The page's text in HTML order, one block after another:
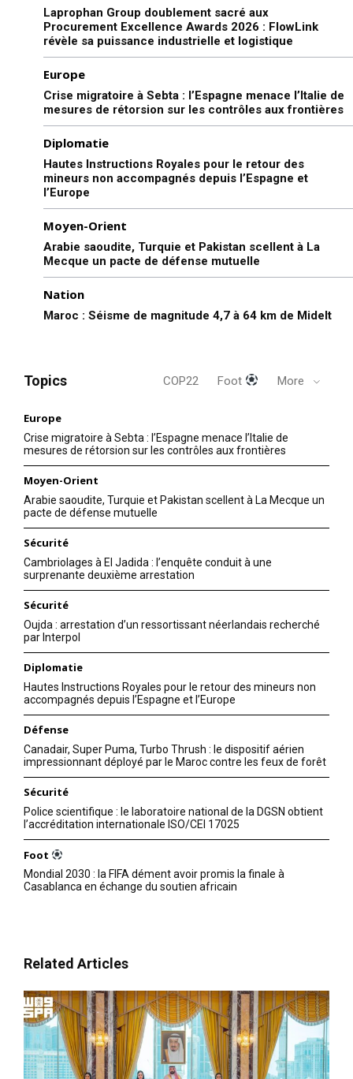
Laprophan Group doublement sacré aux
Procurement Excellence Awards 2026 : FlowLink
révèle sa puissance industrielle et logistique
Europe
Crise migratoire à Sebta : l’Espagne menace l’Italie de
mesures de rétorsion sur les contrôles aux frontières
Diplomatie
Hautes Instructions Royales pour le retour des
mineurs non accompagnés depuis l’Espagne et
l’Europe
Moyen-Orient
Arabie saoudite, Turquie et Pakistan scellent à La
Mecque un pacte de défense mutuelle
Nation
Maroc : Séisme de magnitude 4,7 à 64 km de Midelt
Topics COP22 Foot More
Europe
Crise migratoire à Sebta : l’Espagne menace l’Italie de
mesures de rétorsion sur les contrôles aux frontières
Moyen-Orient
Arabie saoudite, Turquie et Pakistan scellent à La Mecque un
pacte de défense mutuelle
Sécurité
Cambriolages à El Jadida : l’enquête conduit à une
surprenante deuxième arrestation
Sécurité
Oujda : arrestation d’un ressortissant néerlandais recherché
par Interpol
Diplomatie
Hautes Instructions Royales pour le retour des mineurs non
accompagnés depuis l’Espagne et l’Europe
Défense
Canadair, Super Puma, Turbo Thrush : le dispositif aérien
impressionnant déployé par le Maroc contre les feux de forêt
Sécurité
Police scientifique : le laboratoire national de la DGSN obtient
l’accréditation internationale ISO/CEI 17025
Foot
Mondial 2030 : la FIFA dément avoir promis la finale à
Casablanca en échange du soutien africain
Related Articles